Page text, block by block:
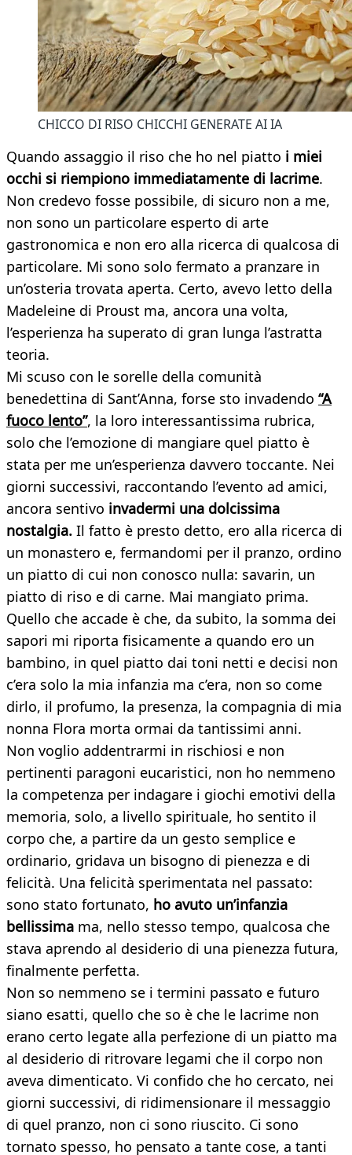
CHICCO DI RISO CHICCHI GENERATE AI IA
Quando assaggio il riso che ho nel piatto i miei
occhi si riempiono immediatamente di lacrime.
Non credevo fosse possibile, di sicuro non a me,
non sono un particolare esperto di arte
gastronomica e non ero alla ricerca di qualcosa di
particolare. Mi sono solo fermato a pranzare in
un’osteria trovata aperta. Certo, avevo letto della
Madeleine di Proust ma, ancora una volta,
l’esperienza ha superato di gran lunga l’astratta
teoria.
Mi scuso con le sorelle della comunità
benedettina di Sant’Anna, forse sto invadendo “A
fuoco lento”, la loro interessantissima rubrica,
solo che l’emozione di mangiare quel piatto è
stata per me un’esperienza davvero toccante. Nei
giorni successivi, raccontando l’evento ad amici,
ancora sentivo invadermi una dolcissima
nostalgia. Il fatto è presto detto, ero alla ricerca di
un monastero e, fermandomi per il pranzo, ordino
un piatto di cui non conosco nulla: savarin, un
piatto di riso e di carne. Mai mangiato prima.
Quello che accade è che, da subito, la somma dei
sapori mi riporta fisicamente a quando ero un
bambino, in quel piatto dai toni netti e decisi non
c’era solo la mia infanzia ma c’era, non so come
dirlo, il profumo, la presenza, la compagnia di mia
nonna Flora morta ormai da tantissimi anni.
Non voglio addentrarmi in rischiosi e non
pertinenti paragoni eucaristici, non ho nemmeno
la competenza per indagare i giochi emotivi della
memoria, solo, a livello spirituale, ho sentito il
corpo che, a partire da un gesto semplice e
ordinario, gridava un bisogno di pienezza e di
felicità. Una felicità sperimentata nel passato:
sono stato fortunato, ho avuto un’infanzia
bellissima ma, nello stesso tempo, qualcosa che
stava aprendo al desiderio di una pienezza futura,
finalmente perfetta.
Non so nemmeno se i termini passato e futuro
siano esatti, quello che so è che le lacrime non
erano certo legate alla perfezione di un piatto ma
al desiderio di ritrovare legami che il corpo non
aveva dimenticato. Vi confido che ho cercato, nei
giorni successivi, di ridimensionare il messaggio
di quel pranzo, non ci sono riuscito. Ci sono
tornato spesso, ho pensato a tante cose, a tanti